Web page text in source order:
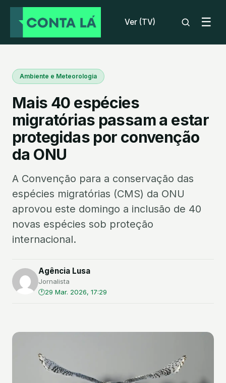
Ver (TV) ☰
Ambiente e Meteorologia
Mais 40 espécies
migratórias passam a estar
protegidas por convenção
da ONU
A Convenção para a conservação das
espécies migratórias (CMS) da ONU
aprovou este domingo a inclusão de 40
novas espécies sob proteção
internacional.
Agência Lusa
Jornalista
29 Mar. 2026, 17:29